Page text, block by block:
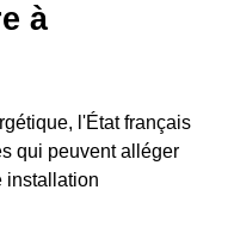
à
l'État français
qui peuvent alléger
installation